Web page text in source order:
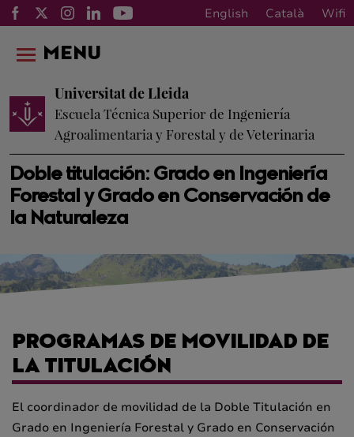
English Català Wifi
Doble titulación: Grado en Ingeniería
Forestal y Grado en Conservación de
la Naturaleza
Universitat de Lleida
Escuela Técnica Superior de Ingeniería
Agroalimentaria y Forestal y de Veterinaria
MENU
PROGRAMAS DE MOVILIDAD DE
LA TITULACIÓN
El coordinador de movilidad de la Doble Titulación en
Grado en Ingeniería Forestal y Grado en Conservación